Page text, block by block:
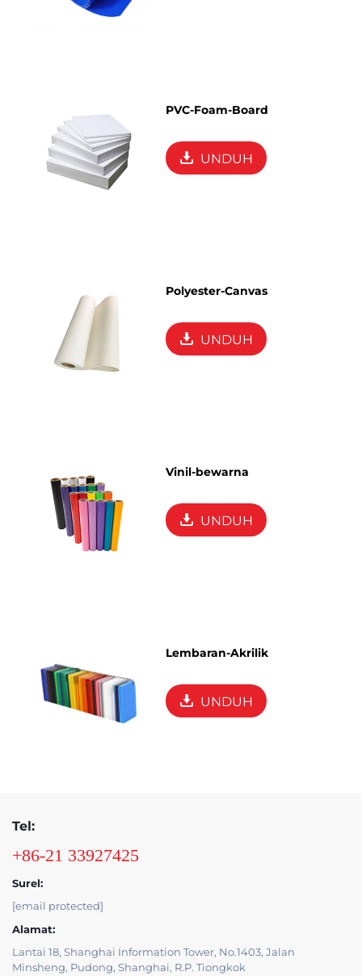
PVC-Foam-Board
UNDUH
Polyester-Canvas
UNDUH
Vinil-bewarna
UNDUH
Lembaran-Akrilik
UNDUH
Tel:
+86-21 33927425
Surel:
[email protected]
Alamat:
Lantai 18, Shanghai Information Tower, No.1403, Jalan
Minsheng, Pudong, Shanghai, R.P. Tiongkok